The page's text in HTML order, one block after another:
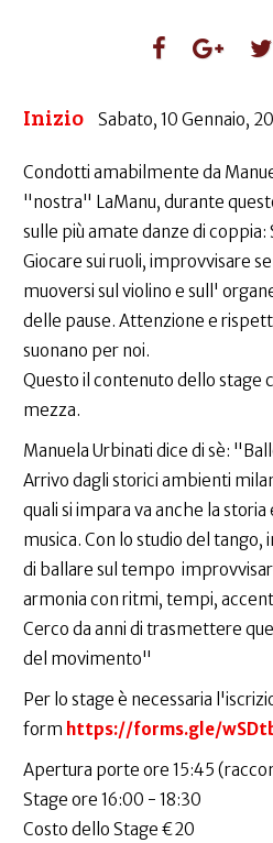
Inizio Sabato, 10 Gennaio,
Condotti amabilmente da
"nostra" LaManu, durante
sulle più amate danze di coppia:
Giocare sui ruoli, improvvisare
muoversi sul violino e sull'
delle pause. Attenzione e
suonano per noi.
Questo il contenuto dello stage
mezza.
Manuela Urbinati dice di sè:
Arrivo dagli storici ambienti
quali si impara va anche la
musica. Con lo studio del
di ballare sul tempo
armonia con ritmi, tempi,
Cerco da anni di trasmettere
del movimento"
Per lo stage è necessaria
form https://forms.gle/
Apertura porte ore 15:45
Stage ore 16:00 - 18:30
Costo dello Stage €20